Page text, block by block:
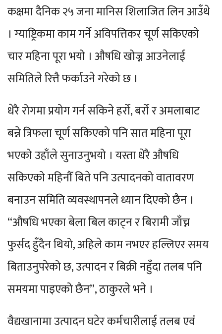
कक्षमा दैनिक २५ जना मानिस शिलाजित लिन आउँथे
। ग्याष्ट्रिकमा काम गर्ने अविपत्तिकर चूर्ण सकिएको
चार महिना पूरा भयो । औषधि खोज्न आउनेलाई
समितिले रित्तै फर्काउने गरेको छ ।
धेरै रोगमा प्रयोग गर्न सकिने हर्रो, बर्रो र अमलाबाट
बन्ने त्रिफला चूर्ण सकिएको पनि सात महिना पूरा
भएको उहाँले सुनाउनुभयो । यस्ता धेरै औषधि
सकिएको महिनौँ बिते पनि उत्पादनको वातावरण
बनाउन समिति व्यवस्थापनले ध्यान दिएको छैन ।
“औषधि भएका बेला बिल काट्न र बिरामी जाँच्न
फुर्सद हुँदैन थियो, अहिले काम नभएर हल्लिएर समय
बिताउनुपरेको छ, उत्पादन र बिक्री नहुँदा तलब पनि
समयमा पाइएको छैन”, ठाकुरले भने ।
वैद्यखानामा उत्पादन घटेर कर्मचारीलाई तलब एवं